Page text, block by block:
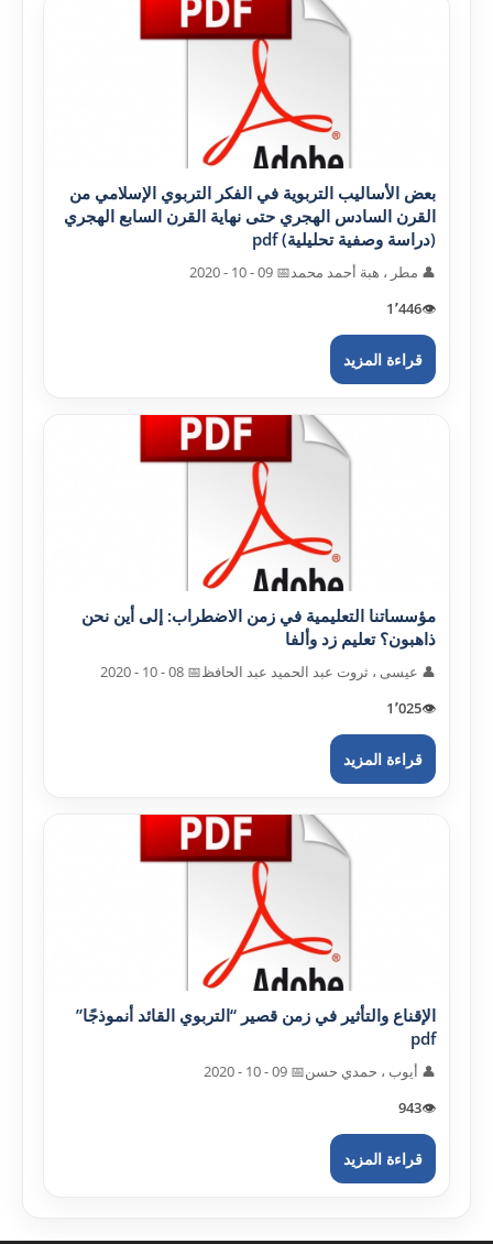
بعض الأساليب التربوية في الفکر التربوي الإسلامي من
القرن السادس الهجري حتى نهاية القرن السابع الهجري
(دراسة وصفية تحليلية) pdf
👤 مطر ، هبة أحمد محمد📅 09 - 10 - 2020
👁️1٬446
قراءة المزيد
مؤسساتنا التعليمية في زمن الاضطراب: إلى أين نحن
ذاهبون؟ تعليم زد وألفا
👤 عيسى ، ثروت عبد الحميد عبد الحافظ📅 08 - 10 - 2020
👁️1٬025
قراءة المزيد
الإقناع والتأثير في زمن قصير “التربوي القائد أنموذجًا”
pdf
👤 أيوب ، حمدي حسن📅 09 - 10 - 2020
👁️
943
قراءة المزيد